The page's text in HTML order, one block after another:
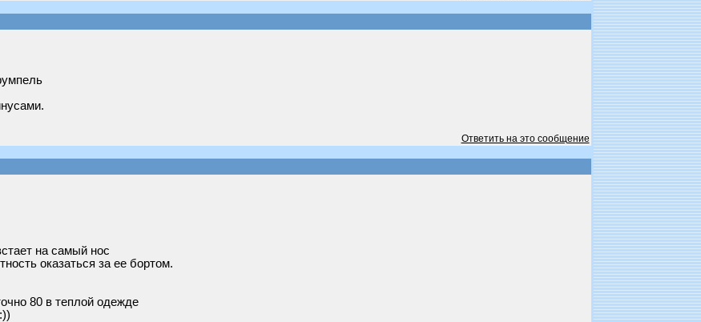
Ответить на это сообщение
на самый нос
оказаться за ее бортом.
80 в теплой одежде